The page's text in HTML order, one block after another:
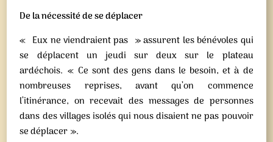
De la nécessité de se déplacer
« Eux ne viendraient pas » assurent les bénévoles qui
se déplacent un jeudi sur deux sur le plateau
ardéchois. « Ce sont des gens dans le besoin, et à de
nombreuses reprises, avant qu’on commence
l’itinérance, on recevait des messages de personnes
dans des villages isolés qui nous disaient ne pas pouvoir
se déplacer ».